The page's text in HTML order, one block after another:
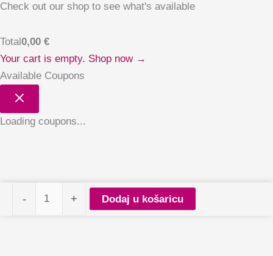
Check out our shop to see what's available
Total0,00 €
Your cart is empty. Shop now →
Available Coupons
Loading coupons...
- + Dodaj u košaricu